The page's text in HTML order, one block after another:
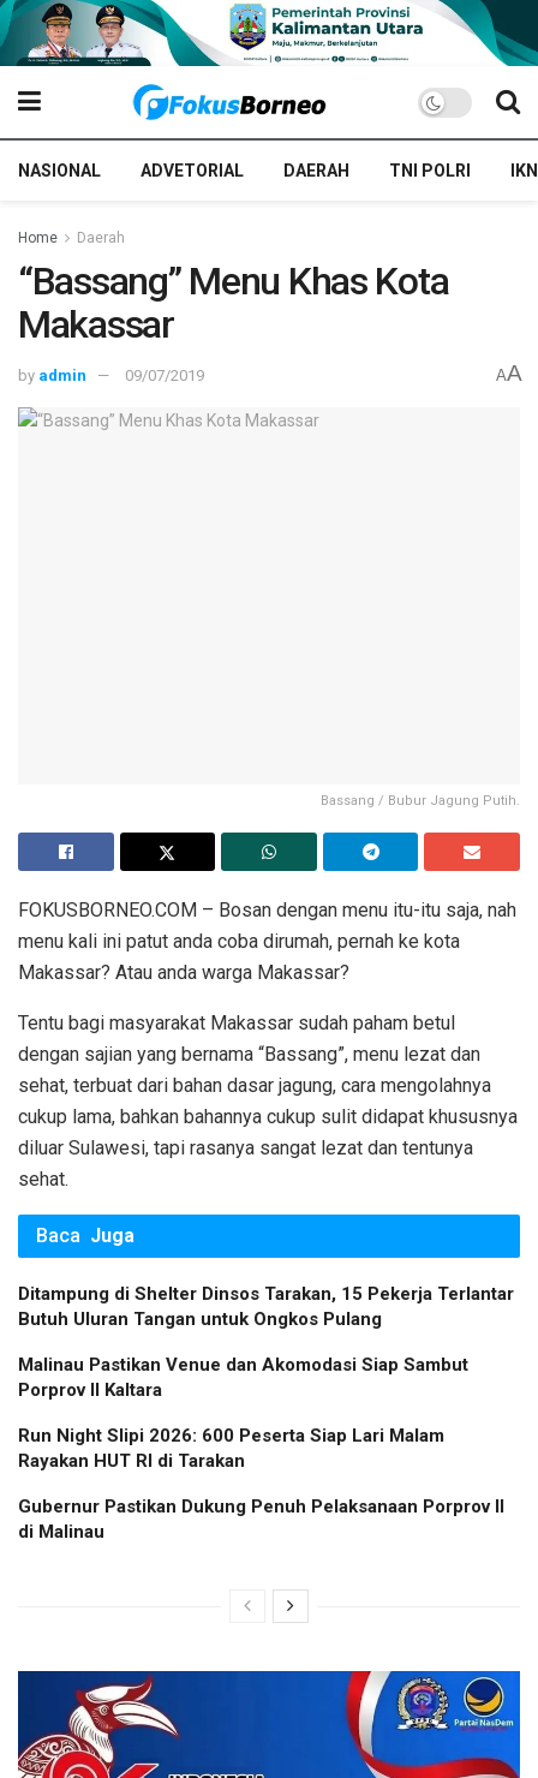
NASIONAL ADVETORIAL DAERAH TNI POLRI IKN
Home Daerah
“Bassang” Menu Khas Kota
Makassar
by admin 09/07/2019 AA
Bassang / Bubur Jagung Putih.
FOKUSBORNEO.COM – Bosan dengan menu itu-itu saja, nah
menu kali ini patut anda coba dirumah, pernah ke kota
Makassar? Atau anda warga Makassar?
Tentu bagi masyarakat Makassar sudah paham betul
dengan sajian yang bernama “Bassang”, menu lezat dan
sehat, terbuat dari bahan dasar jagung, cara mengolahnya
cukup lama, bahkan bahannya cukup sulit didapat khususnya
diluar Sulawesi, tapi rasanya sangat lezat dan tentunya
sehat.
Baca Juga
Ditampung di Shelter Dinsos Tarakan, 15 Pekerja Terlantar
Butuh Uluran Tangan untuk Ongkos Pulang
Malinau Pastikan Venue dan Akomodasi Siap Sambut
Porprov II Kaltara
Run Night Slipi 2026: 600 Peserta Siap Lari Malam
Rayakan HUT RI di Tarakan
Gubernur Pastikan Dukung Penuh Pelaksanaan Porprov II
di Malinau